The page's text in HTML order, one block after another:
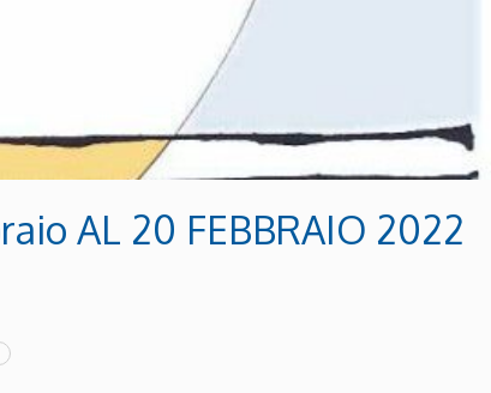
AL 20 FEBBRAIO 2022